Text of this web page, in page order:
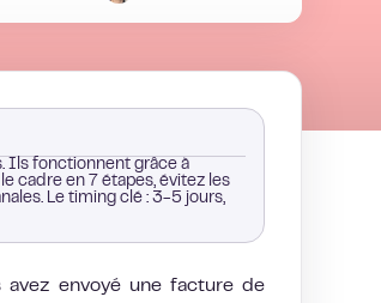
Ils fonctionnent grâce à
cadre en 7 étapes, évitez les
Le timing clé : 3-5 jours,
avez envoyé une facture de